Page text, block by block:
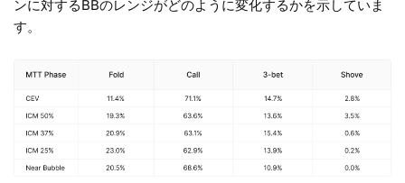
ンに対するBBのレンジがどのように変化するかを示していま
す。